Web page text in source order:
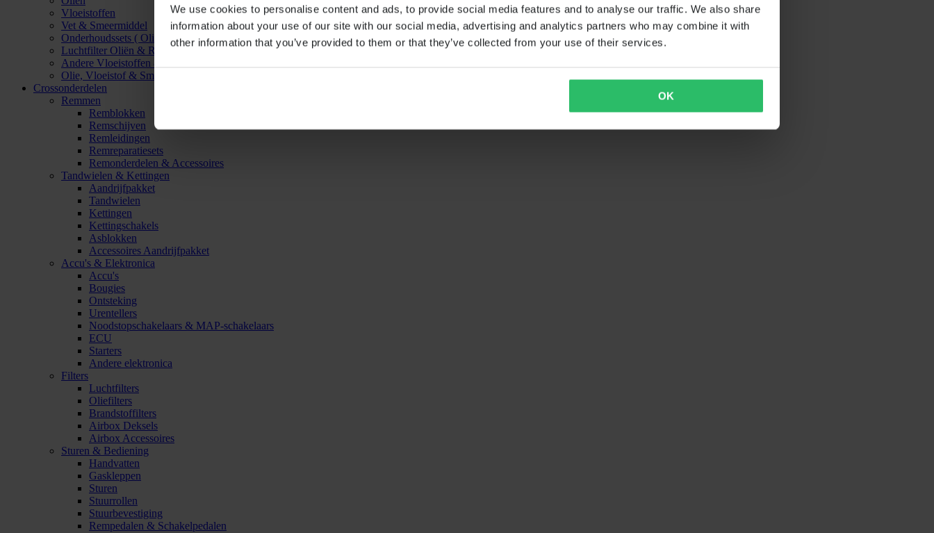
We use cookies to personalise content and ads, to provide social media features and to analyse our traffic. We also share
information about your use of our site with our social media, advertising and analytics partners who may combine it with
other information that you’ve provided to them or that they’ve collected from your use of their services.
OK
Vloeistoffen
Vet & Smeermiddel
Onderhoudssets ( Olie & Filter)
Luchtfilter Oliën & Reinigers
Andere Vloeistoffen & Smeermiddelen
Olie, Vloeistof & Smeermiddel Accessoires
Crossonderdelen
Remmen
Remblokken
Remschijven
Remleidingen
Remreparatiesets
Remonderdelen & Accessoires
Tandwielen & Kettingen
Aandrijfpakket
Tandwielen
Kettingen
Kettingschakels
Asblokken
Accessoires Aandrijfpakket
Accu's & Elektronica
Accu's
Bougies
Ontsteking
Urentellers
Noodstopschakelaars & MAP-schakelaars
ECU
Starters
Andere elektronica
Filters
Luchtfilters
Oliefilters
Brandstoffilters
Airbox Deksels
Airbox Accessoires
Sturen & Bediening
Handvatten
Gaskleppen
Sturen
Stuurrollen
Stuurbevestiging
Rempedalen & Schakelpedalen